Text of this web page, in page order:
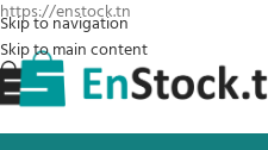
https://enstock.tn
Skip to navigation
Skip to main content